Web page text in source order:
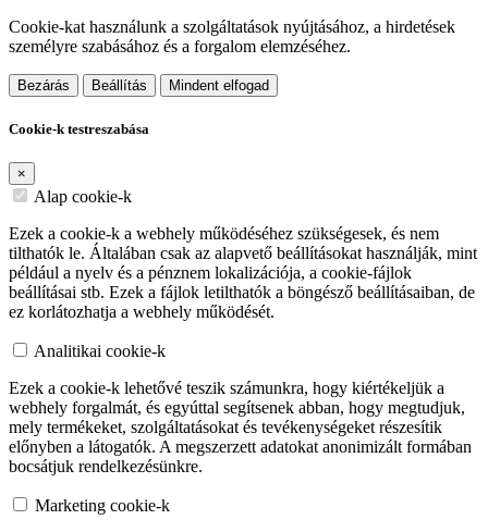
Cookie-kat használunk a szolgáltatások nyújtásához, a hirdetések
személyre szabásához és a forgalom elemzéséhez.
Bezárás Beállítás Mindent elfogad
Cookie-k testreszabása
×
Alap cookie-k
Ezek a cookie-k a webhely működéséhez szükségesek, és nem
tilthatók le. Általában csak az alapvető beállításokat használják, mint
például a nyelv és a pénznem lokalizációja, a cookie-fájlok
beállításai stb. Ezek a fájlok letilthatók a böngésző beállításaiban, de
ez korlátozhatja a webhely működését.
Analitikai cookie-k
Ezek a cookie-k lehetővé teszik számunkra, hogy kiértékeljük a
webhely forgalmát, és egyúttal segítsenek abban, hogy megtudjuk,
mely termékeket, szolgáltatásokat és tevékenységeket részesítik
előnyben a látogatók. A megszerzett adatokat anonimizált formában
bocsátjuk rendelkezésünkre.
Marketing cookie-k